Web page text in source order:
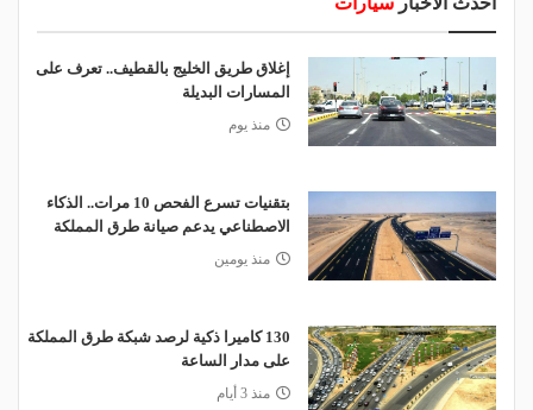
إغلاق طريق الخليج بالقطيف.. تعرف على
المسارات البديلة
منذ يوم
بتقنيات تسرع الفحص 10 مرات.. الذكاء
الاصطناعي يدعم صيانة طرق المملكة
منذ يومين
130 كاميرا ذكية لرصد شبكة طرق المملكة
على مدار الساعة
منذ 3 أيام